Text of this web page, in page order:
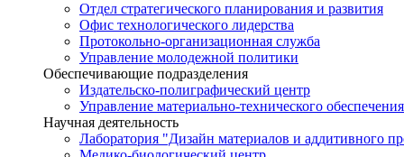
Отдел стратегического планирования и развития
Офис технологического лидерства
Протокольно-организационная служба
Управление молодежной политики
Обеспечивающие подразделения
Издательско-полиграфический центр
Управление материально-технического обеспечения
Научная деятельность
Лаборатория "Дизайн материалов и аддитивного